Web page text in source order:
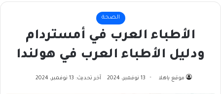
الصحة
الأطباء العرب في أمستردام
ودليل الأطباء العرب في هولندا
موقع ياهلا 13 نوفمبر، 2024 آخر تحديث: 13 نوفمبر، 2024